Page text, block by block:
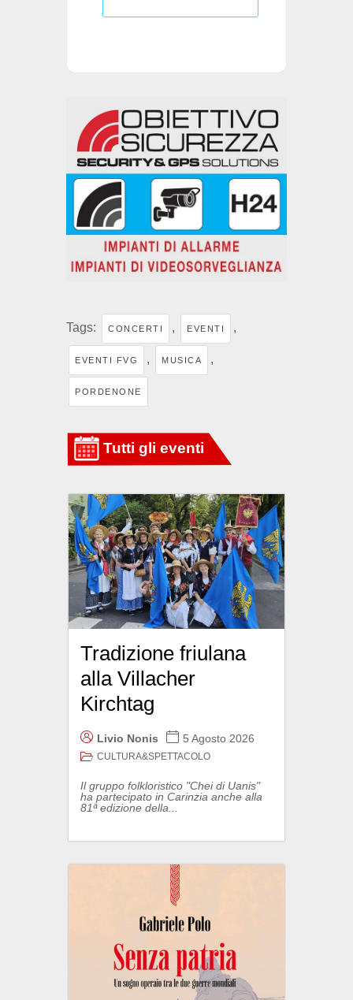
Tags: CONCERTI , EVENTI ,
EVENTI FVG , MUSICA ,
PORDENONE
Tradizione friulana
alla Villacher
Kirchtag
Livio Nonis 5 Agosto 2026
CULTURA&SPETTACOLO
Il gruppo folkloristico "Chei di Uanis"
ha partecipato in Carinzia anche alla
81ª edizione della...